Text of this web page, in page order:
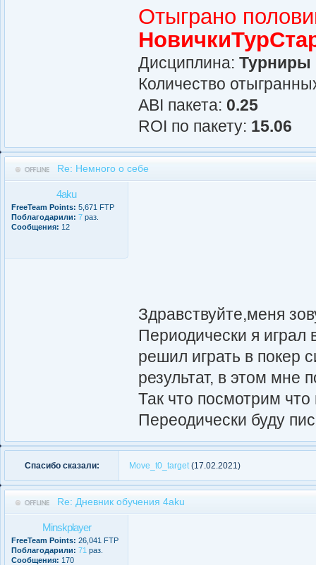
Отыграно
Дисциплина: Турниры
Количество
АBI пакета: 0.25
ROI по пакету: 15.06
Re: Немного о себе
4aku
FreeTeam Points: 5,671 FTP
Поблагодарили: 7 раз.
Сообщения: 12
Здравствуйте,меня
Периодически я играл
решил играть в покер
результат, в этом
Так что посмотрим что
Переодически буду
Спасибо сказали: Move_t0_target (17.02.2021)
Re: Дневник обучения 4aku
Minskplayer
FreeTeam Points: 26,041 FTP
Поблагодарили: 71 раз.
Сообщения: 170